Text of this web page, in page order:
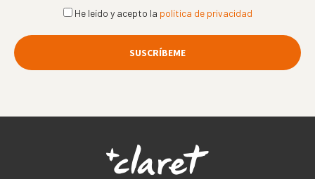
He leído y acepto la política de privacidad